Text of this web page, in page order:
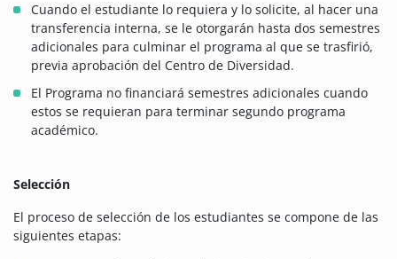
Cuando el estudiante lo requiera y lo solicite, al hacer una
transferencia interna, se le otorgarán hasta dos semestres
adicionales para culminar el programa al que se trasfirió,
previa aprobación del Centro de Diversidad.
El Programa no financiará semestres adicionales cuando
estos se requieran para terminar segundo programa
académico.
Selección
El proceso de selección de los estudiantes se compone de las
siguientes etapas: